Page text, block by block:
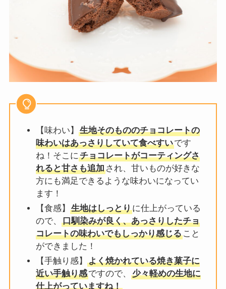
【味わい】
生地そのもののチョコレートの
味わいはあっさりしていて食べすいです
ね！そこに チョコレートがコーティングさ
れると甘さも追加され、甘いものが好きな
方にも満足できるような味わいになってい
ます！
【食感】
生地はしっとりに仕上がっている
ので、
口馴染みが良く、あっさりしたチョ
コレートの味わいでもしっかり感じること
ができました！
【手触り感】
よく焼かれている焼き菓子に
近い手触り感ですので、
少々軽めの生地に
仕上がっていますね！